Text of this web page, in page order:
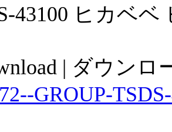
43100 ヒカベベ
| ダウンロ
GROUP-